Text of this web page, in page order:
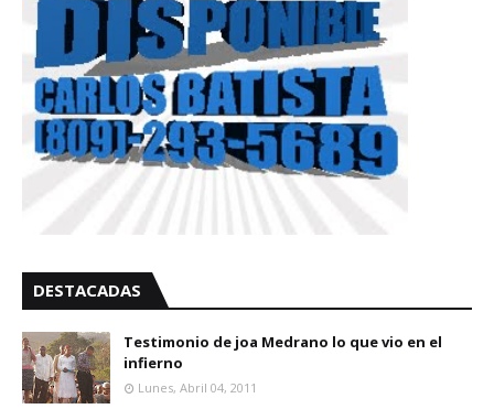
DESTACADAS
Testimonio de joa Medrano lo que vio en el
infierno
Lunes, Abril 04, 2011